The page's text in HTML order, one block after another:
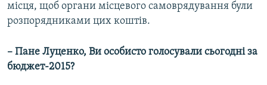
місця, щоб органи місцевого самоврядування були
розпорядниками цих коштів.
– Пане Луценко, Ви особисто голосували сьогодні за
бюджет-2015?